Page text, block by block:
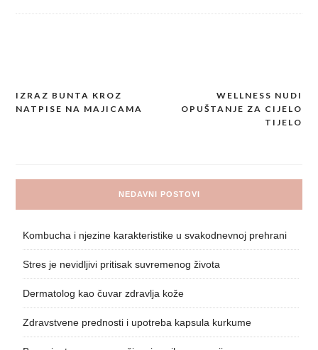
Post
IZRAZ BUNTA KROZ
NATPISE NA MAJICAMA
WELLNESS NUDI
OPUŠTANJE ZA CIJELO
TIJELO
NEDAVNI POSTOVI
Kombucha i njezine karakteristike u svakodnevnoj prehrani
Stres je nevidljivi pritisak suvremenog života
Dermatolog kao čuvar zdravlja kože
Zdravstvene prednosti i upotreba kapsula kurkume